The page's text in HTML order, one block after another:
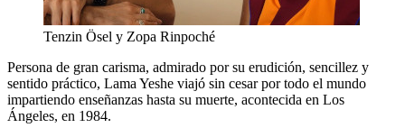
Tenzin Ösel y Zopa Rinpoché
Persona de gran carisma, admirado por su erudición, sencillez y
sentido práctico, Lama Yeshe viajó sin cesar por todo el mundo
impartiendo enseñanzas hasta su muerte, acontecida en Los
Ángeles, en 1984.